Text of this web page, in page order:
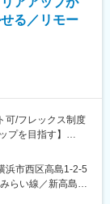
どうするかを考
ます。運用する
テムの考案・企画
歓迎します。
手ボデーメーカー
る／リモー
可/フレックス制度
を目指す】
つ当社にて、一般
業務を担当して
浜市西区高島1-2-5
らい線／新高島駅
定める事業所